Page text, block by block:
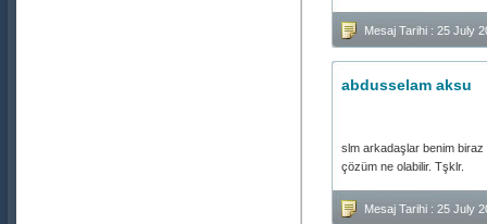
Mesaj Tarihi : 25 July
abdusselam aksu
slm arkadaşlar benim
çözüm ne olabilir. Tşklr.
Mesaj Tarihi : 25 July